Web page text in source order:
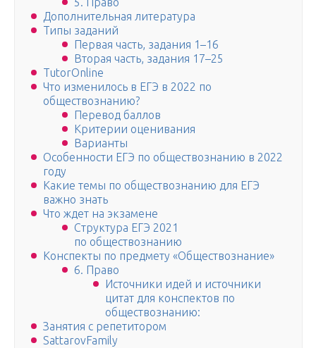
Дополнительная литература
Типы заданий
Первая часть, задания 1–16
Вторая часть, задания 17–25
TutorOnline
Что изменилось в ЕГЭ в 2022 по
обществознанию?
Перевод баллов
Критерии оценивания
Варианты
Особенности ЕГЭ по обществознанию в 2022
году
Какие темы по обществознанию для ЕГЭ
важно знать
Что ждет на экзамене
Структура ЕГЭ 2021
по обществознанию
Конспекты по предмету «Обществознание»
6. Право
Источники идей и источники
цитат для конспектов по
обществознанию:
Занятия с репетитором
SattarovFamily